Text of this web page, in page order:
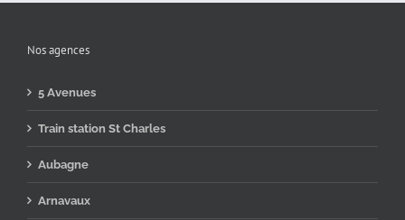
Nos agences
5 Avenues
Train station St Charles
Aubagne
Arnavaux